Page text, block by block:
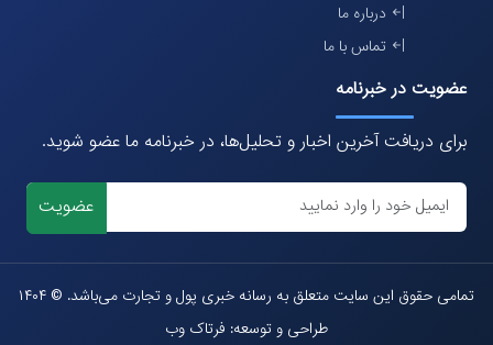
درباره ما
تماس با ما
عضویت در خبرنامه
برای دریافت آخرین اخبار و تحلیل‌ها، در خبرنامه ما عضو شوید.
عضویت
تمامی حقوق این سایت متعلق به رسانه خبری پول و تجارت می‌باشد. © ۱۴۰۴
طراحی و توسعه: فرتاک وب